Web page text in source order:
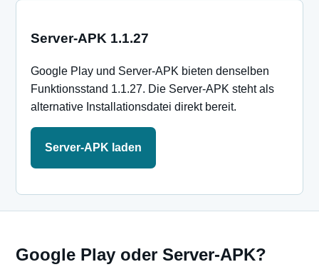
Server-APK 1.1.27
Google Play und Server-APK bieten denselben
Funktionsstand 1.1.27. Die Server-APK steht als
alternative Installationsdatei direkt bereit.
Server-APK laden
Google Play oder Server-APK?